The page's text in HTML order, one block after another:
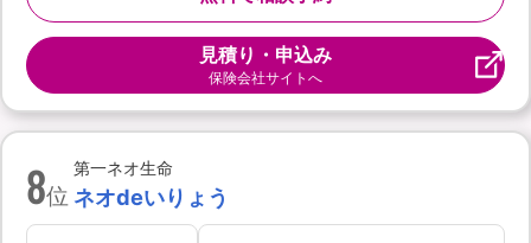
見積り・申込み
保険会社サイトへ
8位
第一ネオ生命
ネオdeいりょう